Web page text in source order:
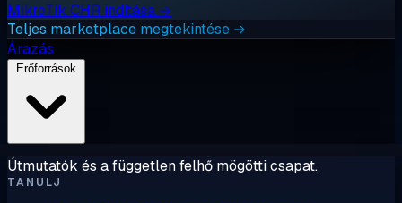
MikroTik CHR indítása →
Teljes marketplace megtekintése →
Árazás
Útmutatók és a független felhő mögötti csapat.
TANULJ